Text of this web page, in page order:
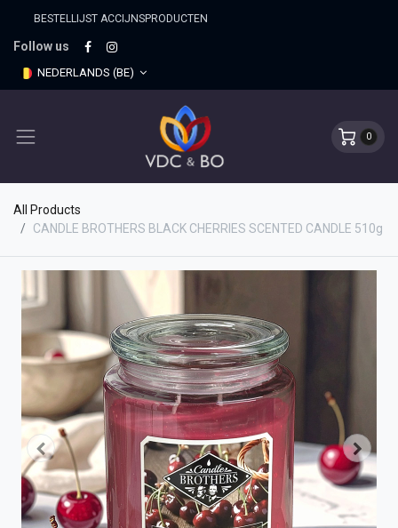
BESTELLIJST ACCIJNSPRO​DUCTEN
Follow us
NEDERLANDS (BE)
0
All Products
CANDLE BROTHERS BLACK CHERRIES SCENTED CANDLE 510g